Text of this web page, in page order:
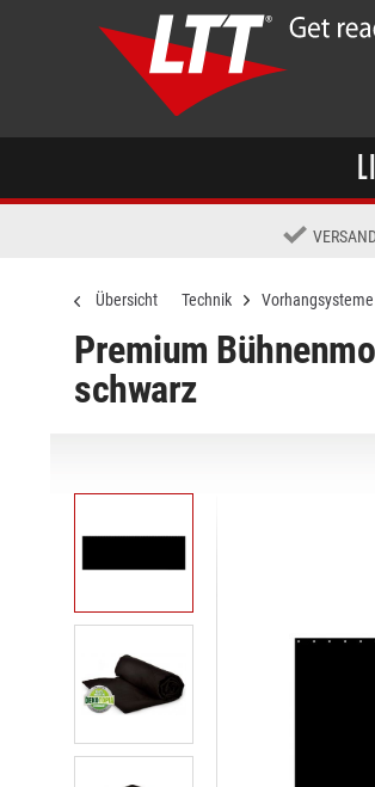
Übersicht Technik Vorhangsysteme
Premium
schwarz